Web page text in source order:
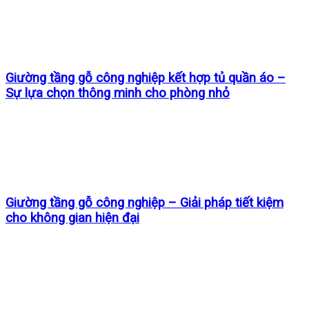
Giường tầng gỗ công nghiệp kết hợp tủ quần áo –
Sự lựa chọn thông minh cho phòng nhỏ
Giường tầng gỗ công nghiệp – Giải pháp tiết kiệm
cho không gian hiện đại